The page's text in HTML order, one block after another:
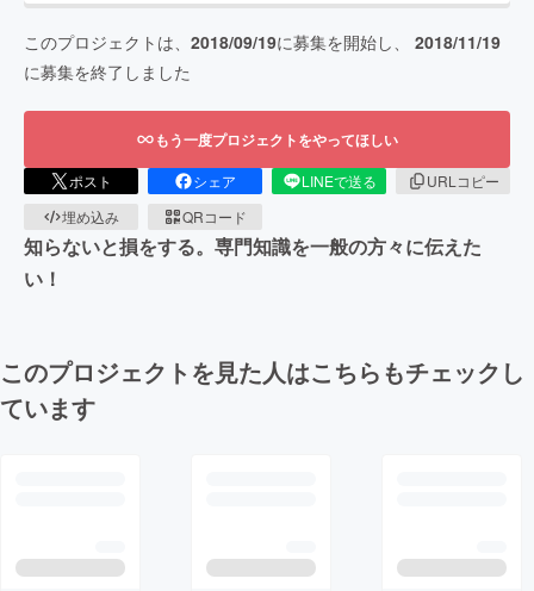
このプロジェクトは、 2018/09/19に募集を開始し、 2018/11/19
に募集を終了しました
もう一度プロジェクトをやってほしい
ポスト シェア LINEで送る
URLコピー
埋め込み
QRコード
知らないと損をする。専門知識を一般の方々に伝えた
い！
このプロジェクトを見た人はこちらもチェックし
ています